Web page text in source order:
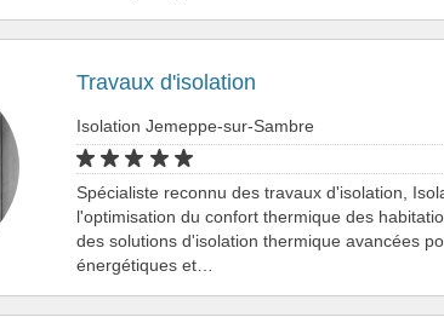
Travaux d'isolation
Isolation Jemeppe-sur-Sambre
Spécialiste reconnu des travaux d'isolation,
l'optimisation du confort thermique des
des solutions d'isolation thermique avancées
énergétiques et…